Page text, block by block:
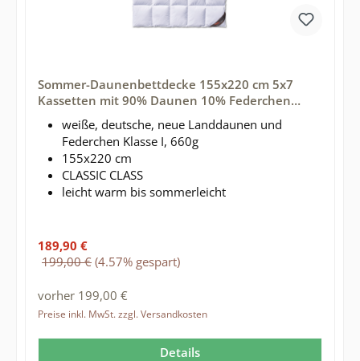
Sommer-Daunenbettdecke 155x220 cm 5x7
Kassetten mit 90% Daunen 10% Federchen
gefüllt - Marke daunen-federn.de
weiße, deutsche, neue Landdaunen und
Federchen Klasse I, 660g
155x220 cm
CLASSIC CLASS
leicht warm bis sommerleicht
Verkaufspreis:
189,90 €
Regulärer Preis:
199,00 € (4.57% gespart)
vorher 199,00 €
Preise inkl. MwSt. zzgl. Versandkosten
Details